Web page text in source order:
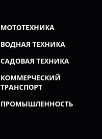
МОТОТЕХНИКА
ВОДНАЯ ТЕХНИКА
САДОВАЯ ТЕХНИКА
КОММЕРЧЕСКИЙ
ТРАНСПОРТ
ПРОМЫШЛЕННОСТЬ